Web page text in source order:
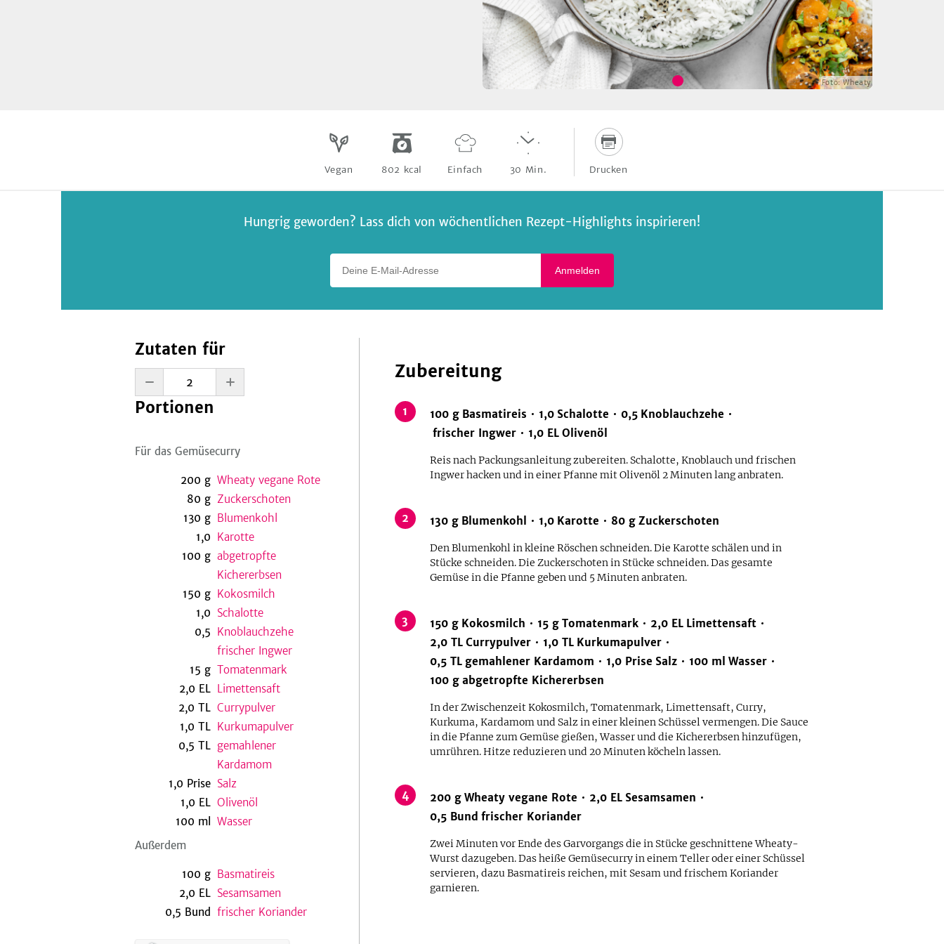
Foto:Wheaty
Vegan 802 kcal Einfach 30 Min. Drucken
Hungrig geworden? Lass dich von wöchentlichen Rezept-Highlights inspirieren!
Anmelden
Zutaten für
Portionen
Für das Gemüsecurry
200 g Wheaty vegane Rote
80 g Zuckerschoten
130 g Blumenkohl
1,0 Karotte
100 g abgetropfte
Kichererbsen
150 g Kokosmilch
1,0 Schalotte
0,5 Knoblauchzehe
frischer Ingwer
15 g Tomatenmark
2,0 EL Limettensaft
2,0 TL Currypulver
1,0 TL Kurkumapulver
0,5 TL gemahlener
Kardamom
1,0 Prise Salz
1,0 EL Olivenöl
100 ml
Wasser
Außerdem
100 g Basmatireis
2,0 EL Sesamsamen
0,5 Bund frischer Koriander
Zubereitung
1 100 g Basmatireis 1,0 Schalotte 0,5 Knoblauchzehe
frischer Ingwer
1,0 EL Olivenöl
Reis nach Packungsanleitung zubereiten. Schalotte, Knoblauch und frischen
Ingwer hacken und in einer Pfanne mit Olivenöl 2 Minuten lang anbraten.
2 130 g Blumenkohl 1,0 Karotte 80 g Zuckerschoten
Den Blumenkohl in kleine Röschen schneiden. Die Karotte schälen und in
Stücke schneiden. Die Zuckerschoten in Stücke schneiden. Das gesamte
Gemüse in die Pfanne geben und 5 Minuten anbraten.
3 150 g Kokosmilch 15 g Tomatenmark 2,0 EL Limettensaft
2,0 TL Currypulver 1,0 TL Kurkumapulver
0,5 TL gemahlener Kardamom 1,0 Prise Salz 100 ml Wasser
100 g abgetropfte Kichererbsen
In der Zwischenzeit Kokosmilch, Tomatenmark, Limettensaft, Curry,
Kurkuma, Kardamom und Salz in einer kleinen Schüssel vermengen. Die Sauce
in die Pfanne zum Gemüse gießen, Wasser und die Kichererbsen hinzufügen,
umrühren. Hitze reduzieren und 20 Minuten köcheln lassen.
4 200 g Wheaty vegane Rote 2,0 EL Sesamsamen
0,5 Bund frischer Koriander
Zwei Minuten vor Ende des Garvorgangs die in Stücke geschnittene Wheaty-
Wurst dazugeben. Das heiße Gemüsecurry in einem Teller oder einer Schüssel
servieren, dazu Basmatireis reichen, mit Sesam und frischem Koriander
garnieren.